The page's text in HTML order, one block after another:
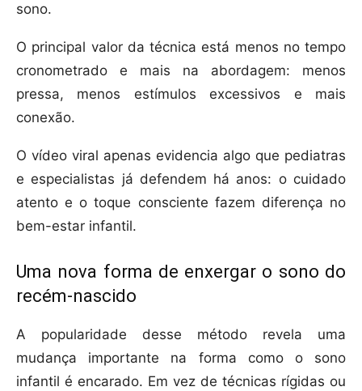
sono.
O principal valor da técnica está menos no tempo
cronometrado e mais na abordagem: menos
pressa, menos estímulos excessivos e mais
conexão.
O vídeo viral apenas evidencia algo que pediatras
e especialistas já defendem há anos: o cuidado
atento e o toque consciente fazem diferença no
bem-estar infantil.
Uma nova forma de enxergar o sono do
recém-nascido
A popularidade desse método revela uma
mudança importante na forma como o sono
infantil é encarado. Em vez de técnicas rígidas ou